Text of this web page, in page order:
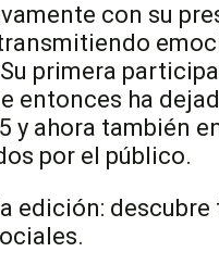
con su
primera
entonces ha
y ahora también
por el público.
edición: descubre